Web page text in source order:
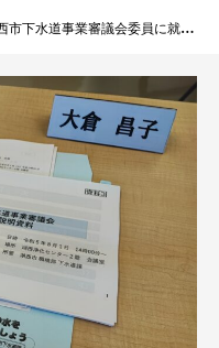
道事業審議会委員に就任しました